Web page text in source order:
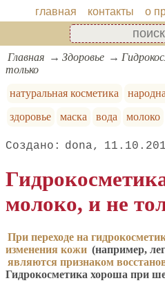
главная контакты о
Главная Здоровье
только
натуральная косметика
здоровье
маска вода молоко
dona
молоко, и не
При переходе на
изменения кожи (например,
являются признаком
Гидрокосметика хороша при